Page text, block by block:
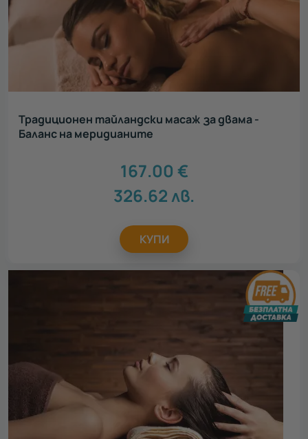
Традиционен тайландски масаж за двама -
Баланс на меридианите
167.00 €
326.62лв.
КУПИ